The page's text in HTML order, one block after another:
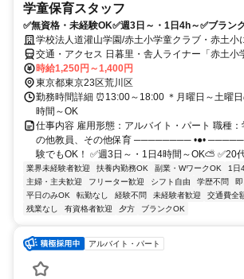
学童保育スタッフ
✅無資格・未経験OK✅週3日～・1日4h～✅ブラン
学校法人道灌山学園/赤土小学童クラブ・赤土小
交通・アクセス 日暮里・舎人ライナー「赤土小
分
時給1,250円～1,400円
東京都東京23区荒川区
勤務時間詳細 ⏰13:00～18:00 ＊月曜日～土曜
時間～OK
仕事内容 雇用形態：アルバイト・パート 職種
の他教員、その他保育 ──────── •●•
験でもOK！ ✅週3日～・1日4時間～OK⛅ ✅20代
業界未経験者歓迎 扶養内勤務OK 副業・WワークOK
1日
主婦・主夫歓迎
フリーター歓迎 シフト自由 学歴不問
平日のみOK
転勤なし 経験不問 未経験者歓迎 交通費全
残業なし
有資格者歓迎 夕方 ブランクOK
アルバイト・パート